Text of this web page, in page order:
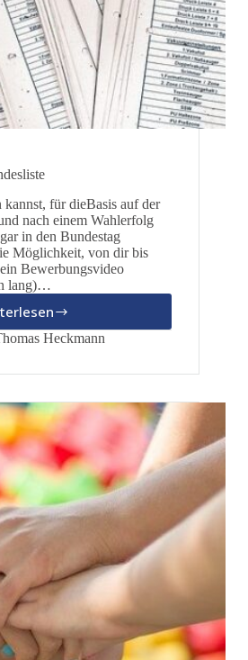
für dieBasis auf der
nach einem Wahlerfolg
in den Bundestag
Möglichkeit, von dir bis
Bewerbungsvideo
lang)…
Kandidatur
für
Landesliste
Heckmann